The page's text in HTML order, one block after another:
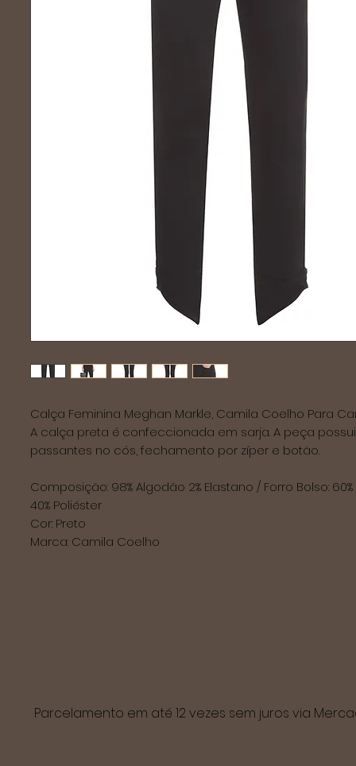
Calça Feminina Meghan Markle, Camila Coelho Para
A calça preta é confeccionada em sarja. A peça
passantes no cós, fechamento por zíper e botão.
Composição: 98% Algodão 2% Elastano / Forro Bolso:
40% Poliéster
Cor: Preto
Marca: Camila Coelho
Parcelamento em até 12 vezes sem juros via